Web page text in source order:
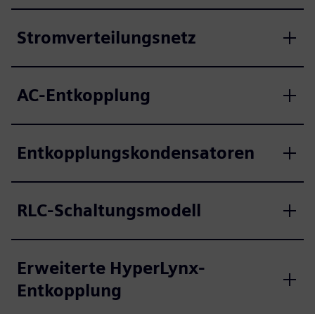
Stromverteilungsnetz
AC-Entkopplung
Entkopplungskondensatoren
RLC-Schaltungsmodell
Erweiterte HyperLynx-
Entkopplung